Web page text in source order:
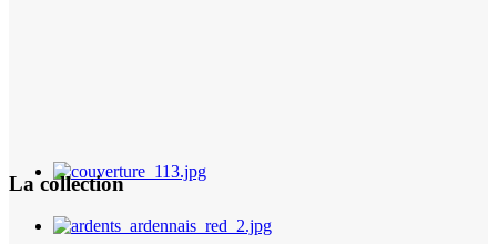
La collection